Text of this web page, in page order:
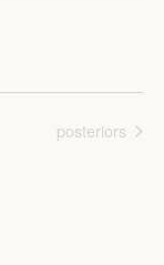
Fires
posteriors